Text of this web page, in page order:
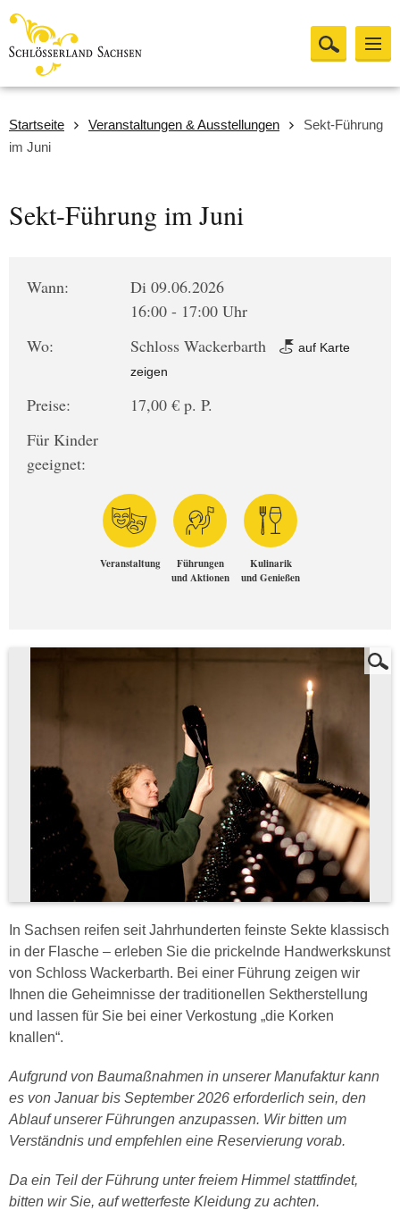
Startseite Veranstaltungen & Ausstellungen
Sekt-Führung
im Juni
Sekt-Führung im Juni
Wann:
Di 09.06.2026
16:00 - 17:00 Uhr
Wo:
Schloss Wackerbarth
auf Karte
zeigen
Preise:
17,00 € p. P.
Für Kinder
geeignet:
Veranstaltung
Führungen
und Aktionen
Kulinarik
und Genießen
In Sachsen reifen seit Jahrhunderten feinste Sekte klassisch
in der Flasche – erleben Sie die prickelnde Handwerkskunst
von Schloss Wackerbarth. Bei einer Führung zeigen wir
Ihnen die Geheimnisse der traditionellen Sektherstellung
und lassen für Sie bei einer Verkostung „die Korken
knallen“.
Aufgrund von Baumaßnahmen in unserer Manufaktur kann
es von Januar bis September 2026 erforderlich sein, den
Ablauf unserer Führungen anzupassen. Wir bitten um
Verständnis und empfehlen eine Reservierung vorab.
Da ein Teil der Führung unter freiem Himmel stattfindet,
bitten wir Sie, auf wetterfeste Kleidung zu achten.